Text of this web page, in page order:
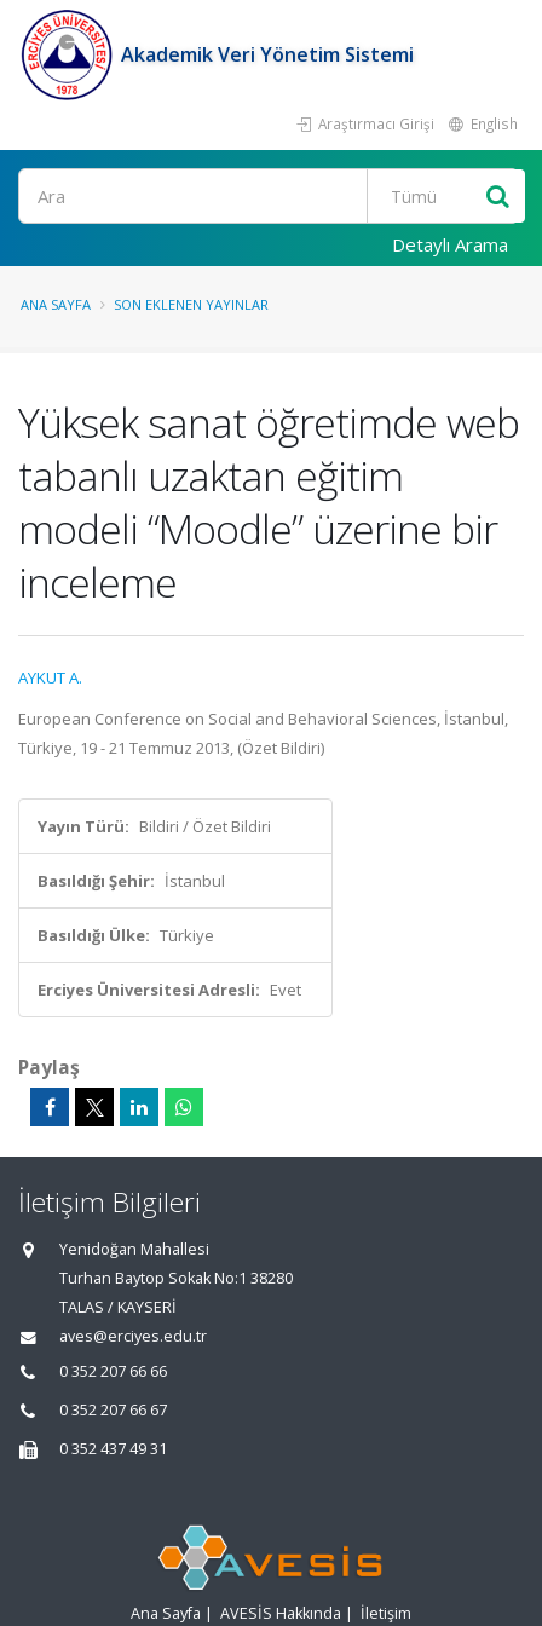
Akademik Veri Yönetim Sistemi
Araştırmacı Girişi English
Ara
Detaylı Arama
ANA SAYFA SON EKLENEN YAYINLAR
Yüksek sanat öğretimde web
tabanlı uzaktan eğitim
modeli “Moodle” üzerine bir
inceleme
AYKUT A.
European Conference on Social and Behavioral Sciences, İstanbul,
Türkiye, 19 - 21 Temmuz 2013, (Özet Bildiri)
Yayın Türü: Bildiri / Özet Bildiri
Basıldığı Şehir: İstanbul
Basıldığı Ülke: Türkiye
Erciyes Üniversitesi Adresli: Evet
Paylaş
İletişim Bilgileri
Yenidoğan Mahallesi
Turhan Baytop Sokak No:1 38280
TALAS / KAYSERİ
aves@erciyes.edu.tr
0 352 207 66 66
0 352 207 66 67
0 352 437 49 31
Ana Sayfa | AVESİS Hakkında | İletişim